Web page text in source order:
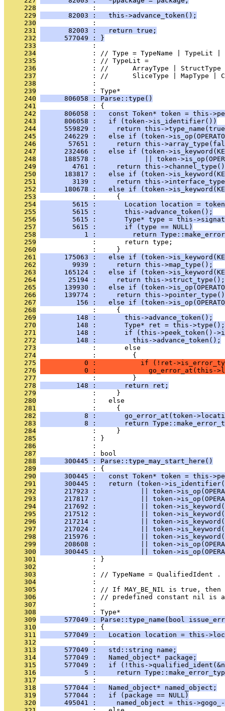
     228
              :
     229
       82003 :   this->advance_token();
     230
              :
     231
       82003 :   return true;
     232
      577049 : }
     233
              :
     234
: // Type = TypeName | TypeLit |
     235
              : // TypeLit =
     236
: //      ArrayType |
     237
: //      SliceType | MapType |
     238
              :
     239
              : Type*
     240
      806058 : Parse::type()
     241
              : {
     242
806058 :   const Token* token = this-
     243
      806058 :   if (token->is_identifier())
     244
559829 :     return this-
     245
246229 :   else if (token-
     246
57651 :     return this-
     247
232466 :   else if (token-
     248
188578 :            || token-
     249
4761 :     return this-
     250
183817 :   else if (token-
     251
3139 :     return this-
     252
180678 :   else if (token-
     253
              :     {
     254
5615 :       Location location =
     255
        5615 :       this->advance_token();
     256
5615 :       Type* type = this-
     257
        5615 :       if (type == NULL)
     258
1 :         return
     259
              :       return type;
     260
              :     }
     261
175063 :   else if (token-
     262
        9939 :     return this->map_type();
     263
165124 :   else if (token-
     264
       25194 :     return this->struct_type();
     265
139930 :   else if (token-
     266
139774 :     return this-
     267
156 :   else if (token-
     268
              :     {
     269
         148 :       this->advance_token();
     270
         148 :       Type* ret = this->type();
     271
148 :       if (this->peek_token()-
     272
         148 :         this->advance_token();
     273
              :       else
     274
              :         {
     275
0 :           if (!ret-
     276
0 :             go_error_at(this-
     277
              :         }
     278
         148 :       return ret;
     279
              :     }
     280
              :   else
     281
              :     {
     282
8 :       go_error_at(token-
     283
8 :       return
     284
              :     }
     285
              : }
     286
              :
     287
              : bool
     288
      300445 : Parse::type_may_start_here()
     289
              : {
     290
300445 :   const Token* token = this-
     291
300445 :   return (token-
     292
217923 :           || token-
     293
217817 :           || token-
     294
217692 :           || token-
     295
217512 :           || token-
     296
217214 :           || token-
     297
217024 :           || token-
     298
215976 :           || token-
     299
208608 :           || token-
     300
300445 :           || token-
     301
              : }
     302
              :
     303
              : // TypeName = QualifiedIdent .
     304
              :
     305
: // If MAY_BE_NIL is true,
     306
: // predefined constant nil is
     307
              :
     308
              : Type*
     309
577049 : Parse::type_name(bool
     310
              : {
     311
577049 :   Location location = this-
     312
              :
     313
      577049 :   std::string name;
     314
      577049 :   Named_object* package;
     315
577049 :   if (!this-
     316
5 :     return
     317
              :
     318
      577044 :   Named_object* named_object;
     319
      577044 :   if (package == NULL)
     320
495041 :     named_object = this-